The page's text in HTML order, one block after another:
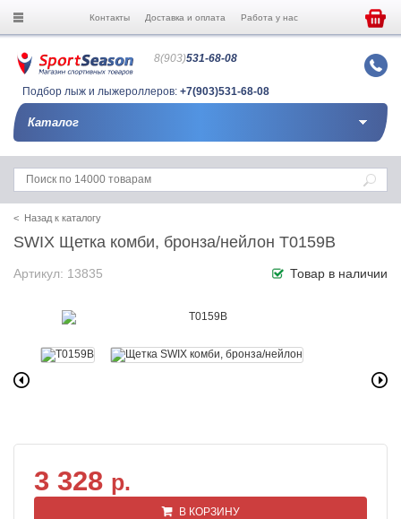
Контакты Доставка и оплата Работа у нас
8(903)531-68-08
Подбор лыж и лыжероллеров: +7(903)531-68-08
Каталог
< Назад к каталогу
SWIX Щетка комби, бронза/нейлон T0159B
Артикул: 13835 Товар в наличии
3 328 р.
В КОРЗИНУ